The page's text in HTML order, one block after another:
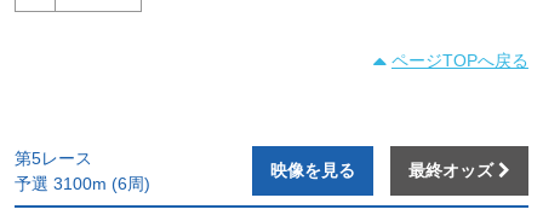
ページTOPへ戻る
第5レース
予選 3100m (6周)
映像を見る 最終オッズ